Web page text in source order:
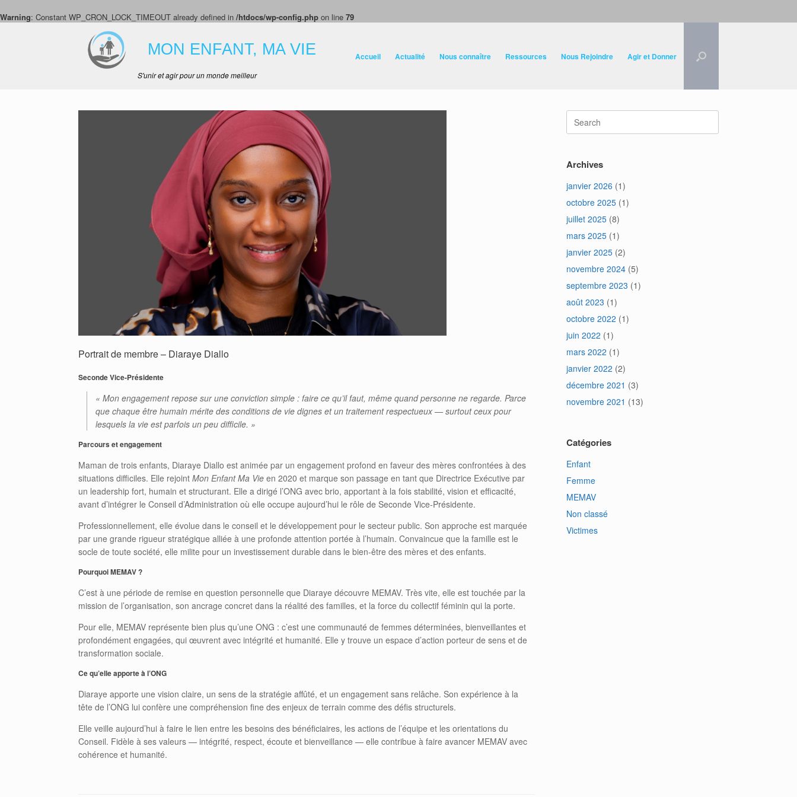
Warning: Constant WP_CRON_LOCK_TIMEOUT already defined in /htdocs/wp-config.php on line 79
MON ENFANT, MA VIE
S'unir et agir pour un monde meilleur
Accueil Actualité Nous connaître Ressources Nous Rejoindre Agir et Donner
Portrait de membre – Diaraye Diallo
Seconde Vice-Présidente
« Mon engagement repose sur une conviction simple : faire ce qu’il faut, même quand personne ne regarde. Parce
que chaque être humain mérite des conditions de vie dignes et un traitement respectueux — surtout ceux pour
lesquels la vie est parfois un peu difficile. »
Parcours et engagement
Maman de trois enfants, Diaraye Diallo est animée par un engagement profond en faveur des mères confrontées à des
situations difficiles. Elle rejoint Mon Enfant Ma Vie en 2020 et marque son passage en tant que Directrice Exécutive par
un leadership fort, humain et structurant. Elle a dirigé l’ONG avec brio, apportant à la fois stabilité, vision et efficacité,
avant d’intégrer le Conseil d’Administration où elle occupe aujourd’hui le rôle de Seconde Vice-Présidente.
Professionnellement, elle évolue dans le conseil et le développement pour le secteur public. Son approche est marquée
par une grande rigueur stratégique alliée à une profonde attention portée à l’humain. Convaincue que la famille est le
socle de toute société, elle milite pour un investissement durable dans le bien-être des mères et des enfants.
Pourquoi MEMAV ?
C’est à une période de remise en question personnelle que Diaraye découvre MEMAV. Très vite, elle est touchée par la
mission de l’organisation, son ancrage concret dans la réalité des familles, et la force du collectif féminin qui la porte.
Pour elle, MEMAV représente bien plus qu’une ONG : c’est une communauté de femmes déterminées, bienveillantes et
profondément engagées, qui œuvrent avec intégrité et humanité. Elle y trouve un espace d’action porteur de sens et de
transformation sociale.
Ce qu’elle apporte à l’ONG
Diaraye apporte une vision claire, un sens de la stratégie affûté, et un engagement sans relâche. Son expérience à la
tête de l’ONG lui confère une compréhension fine des enjeux de terrain comme des défis structurels.
Elle veille aujourd’hui à faire le lien entre les besoins des bénéficiaires, les actions de l’équipe et les orientations du
Conseil. Fidèle à ses valeurs — intégrité, respect, écoute et bienveillance — elle contribue à faire avancer MEMAV avec
cohérence et humanité.
for:
Archives
janvier 2026 (1)
octobre 2025 (1)
juillet 2025 (8)
mars 2025 (1)
janvier 2025 (2)
novembre 2024 (5)
septembre 2023 (1)
août 2023 (1)
octobre 2022 (1)
juin 2022 (1)
mars 2022 (1)
janvier 2022 (2)
décembre 2021 (3)
novembre 2021 (13)
Catégories
Enfant
Femme
MEMAV
Non classé
Victimes